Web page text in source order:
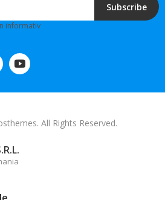
Subscribe
informativ
All Rights Reserved.